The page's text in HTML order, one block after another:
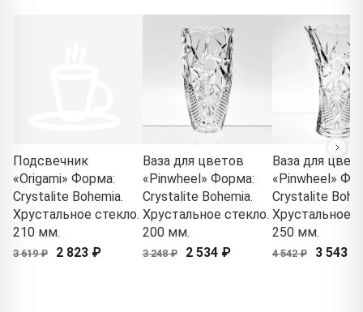
Подсвечник
«Origami» Форма:
Crystalite Bohemia.
Хрустальное стекло.
210 мм.
3 619 ₽ 2 823 ₽
Ваза для цветов
«Pinwheel» Форма:
Crystalite Bohemia.
Хрустальное стекло.
200 мм.
3 248 ₽ 2 534 ₽
Ваза для
«Pinwheel»
Crystalite
Хрустальное
250 мм.
4 542 ₽ 3 543 ₽